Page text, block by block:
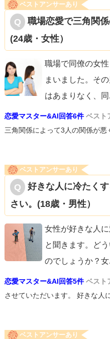
ベストアンサーあり
職場恋愛で三角関
(24歳・女性）
職場で同僚の女
まいました。そ
はあまりなく、同
恋愛マスター&AI回答6件 ベスト
三角関係によって3人の関係が悪
ベストアンサーあり
好きな人に冷たく
さい。(18歳・男性）
女性が好きな人
と聞きます。ど
のでしょうか？女
恋愛マスター&AI回答5件 ベスト
させていただいます。 好きな人
ベストアンサーあり